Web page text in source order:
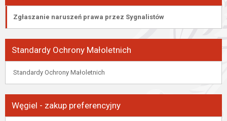
Zgłaszanie naruszeń prawa przez Sygnalistów
Standardy Ochrony Małoletnich
Standardy Ochrony Małoletnich
Węgiel - zakup preferencyjny